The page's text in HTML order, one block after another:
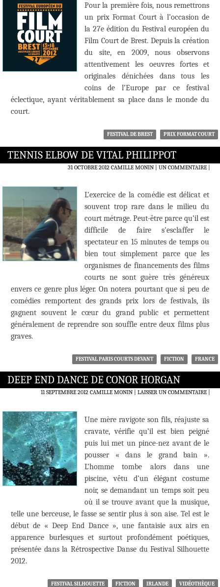
Pour la première fois, nous remettrons
un prix Format Court à l’occasion de
la 27e édition du Festival européen du
Film Court de Brest. Depuis la création
du site, en 2009, nous observons
attentivement les oeuvres fortes et
originales dénichées dans tous les
coins de l’Europe par ce festival
éclectique, ayant véritablement sa place dans le monde du
court.
FESTIVAL DE BREST PRIX FORMAT COURT
TENNIS ELBOW DE VITAL PHILIPPOT
31 OCTOBRE 2012 CAMILLE MONIN UN COMMENTAIRE|
L’exercice de la comédie est délicat et
souvent trop rare dans le milieu du
court métrage. Peut-être parce qu’il est
difficile de faire s’esclaffer le
spectateur en 15 minutes de temps ou
bien tout simplement parce que les
organismes de financements des films
courts ne sont guère très généreux
envers ce genre plus léger. On notera pourtant que si peu de
comédies remportent des grands prix lors de festivals, ils
gagnent souvent le cœur du grand public et permettent
généralement de reprendre son souffle entre deux films plus
graves.
FESTIVAL PARIS COURTS DEVANT FICTION FRANCE
DEEP END DANCE DE CONOR HORGAN
11 SEPTEMBRE 2012 CAMILLE MONIN LAISSER UN COMMENTAIRE|
Une mère ravigote son fils, réajuste sa
cravate, vérifie qu’il est bien peigné
puis lui met un pince-nez avant de le
pousser « dans le grand bain ».
L’homme tombe alors dans une
piscine, vêtu d’un élégant costume
noir, se demandant un temps soit peu
où il se trouve avant que la musique,
telle une berceuse, le fasse se sentir plus à son aise. Tel est le
début de « Deep End Dance », une fantaisie aux airs en
apparence burlesques et surtout profondément poétiques,
présentée dans la Rétrospective Danse du Festival Silhouette
2012.
FESTIVAL SILHOUETTE FICTION IRLANDE VIDÉOTHÈQUE